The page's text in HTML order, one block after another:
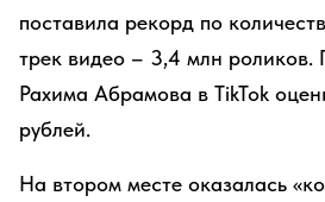
поставила рекорд по
трек видео – 3,4 млн роликов.
Рахима Абрамова в TikTok
рублей.
На втором месте оказалась